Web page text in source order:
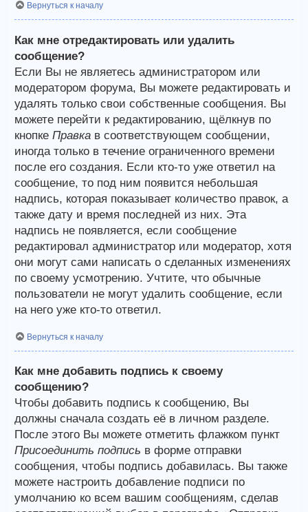
Вернуться к началу
Как мне отредактировать или удалить
сообщение?
Если Вы не являетесь администратором или
модератором форума, Вы можете редактировать и
удалять только свои собственные сообщения. Вы
можете перейти к редактированию, щёлкнув по
кнопке Правка в соответствующем сообщении,
иногда только в течение ограниченного времени
после его создания. Если кто-то уже ответил на
сообщение, то под ним появится небольшая
надпись, которая показывает количество правок, а
также дату и время последней из них. Эта
надпись не появляется, если сообщение
редактировал администратор или модератор, хотя
они могут сами написать о сделанных изменениях
по своему усмотрению. Учтите, что обычные
пользователи не могут удалить сообщение, если
на него уже кто-то ответил.
Вернуться к началу
Как мне добавить подпись к своему
сообщению?
Чтобы добавить подпись к сообщению, Вы
должны сначала создать её в личном разделе.
После этого Вы можете отметить флажком пункт
Присоединить подпись в форме отправки
сообщения, чтобы подпись добавилась. Вы также
можете настроить добавление подписи по
умолчанию ко всем вашим сообщениям, сделав